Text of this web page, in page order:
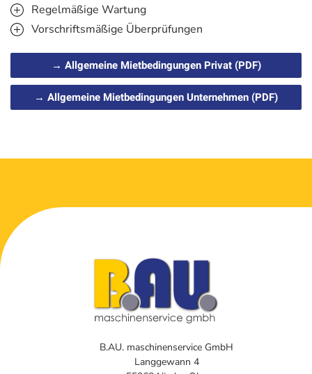
Regelmäßige Wartung
Vorschriftsmäßige Überprüfungen
→ Allgemeine Mietbedingungen Privat (PDF)
→ Allgemeine Mietbedingungen Unternehmen (PDF)
B.AU. maschinenservice GmbH
Langgewann 4